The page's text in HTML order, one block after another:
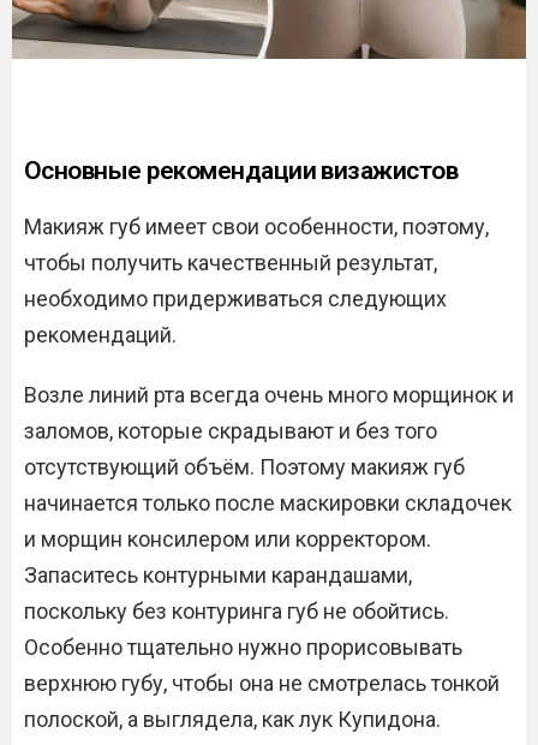
Основные рекомендации визажистов
Макияж губ имеет свои особенности, поэтому,
чтобы получить качественный результат,
необходимо придерживаться следующих
рекомендаций.
Возле линий рта всегда очень много морщинок и
заломов, которые скрадывают и без того
отсутствующий объём. Поэтому макияж губ
начинается только после маскировки складочек
и морщин консилером или корректором.
Запаситесь контурными карандашами,
поскольку без контуринга губ не обойтись.
Особенно тщательно нужно прорисовывать
верхнюю губу, чтобы она не смотрелась тонкой
полоской, а выглядела, как лук Купидона.